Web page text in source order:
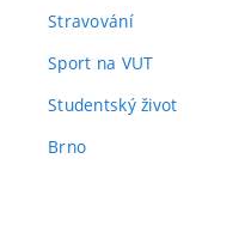
Stravování
Sport na VUT
Studentský život
Brno